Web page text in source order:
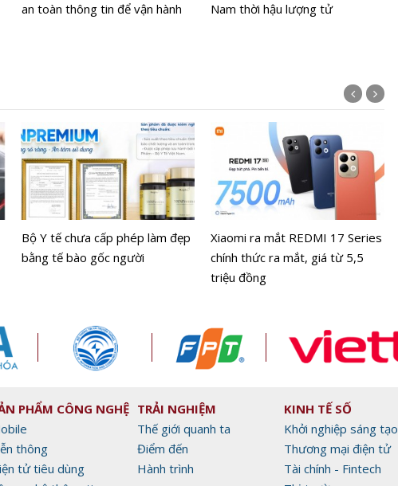
an toàn thông tin để vận hành
Nam thời hậu lượng tử
Bộ Y tế chưa cấp phép làm đẹp
bằng tế bào gốc người
Xiaomi ra mắt REDMI 17 Series
chính thức ra mắt, giá từ 5,5
triệu đồng
PHẨM CÔNG NGHỆ
thông
tử tiêu dùng
TRẢI NGHIỆM
Thế giới quanh ta
Điểm đến
Hành trình
KINH TẾ SỐ
Khởi nghiệp sáng tạo
Thương mại điện tử
Tài chính - Fintech